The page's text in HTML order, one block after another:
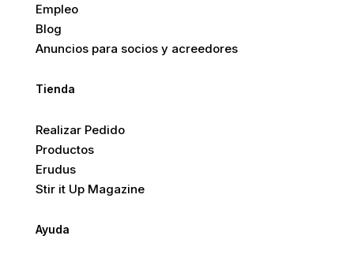
Empleo
Blog
Anuncios para socios y acreedores
Tienda
Realizar Pedido
Productos
Erudus
Stir it Up Magazine
Ayuda